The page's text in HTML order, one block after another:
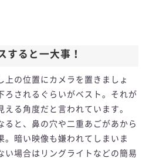
すると一大事！
上の位置にカメラを置きましょ
ろされるぐらいがベスト。それが
る角度だと言われています。
ると、鼻の穴や二重あごがあから
。暗い映像も嫌われてしまいま
い場合はリングライトなどの簡易